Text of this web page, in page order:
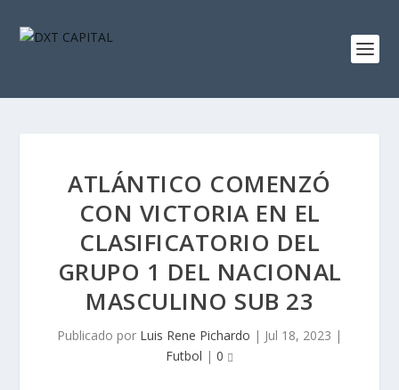
ATLÁNTICO COMENZÓ
CON VICTORIA EN EL
CLASIFICATORIO DEL
GRUPO 1 DEL NACIONAL
MASCULINO SUB 23
Publicado por Luis Rene Pichardo | Jul 18, 2023 |
Futbol | 0